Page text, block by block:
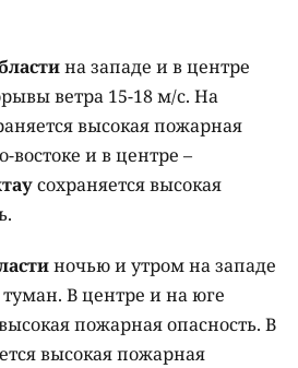
на западе и в центре
ветра 15-18 м/с. На
высокая пожарная
востоке и в центре –
сохраняется высокая
ночью и утром на западе
В центре и на юге
пожарная опасность. В
высокая пожарная